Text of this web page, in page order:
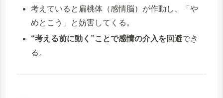
考えていると扁桃体（感情脳）が作動し、「や
めとこう」と妨害してくる。
“考える前に動く”ことで感情の介入を回避でき
る。